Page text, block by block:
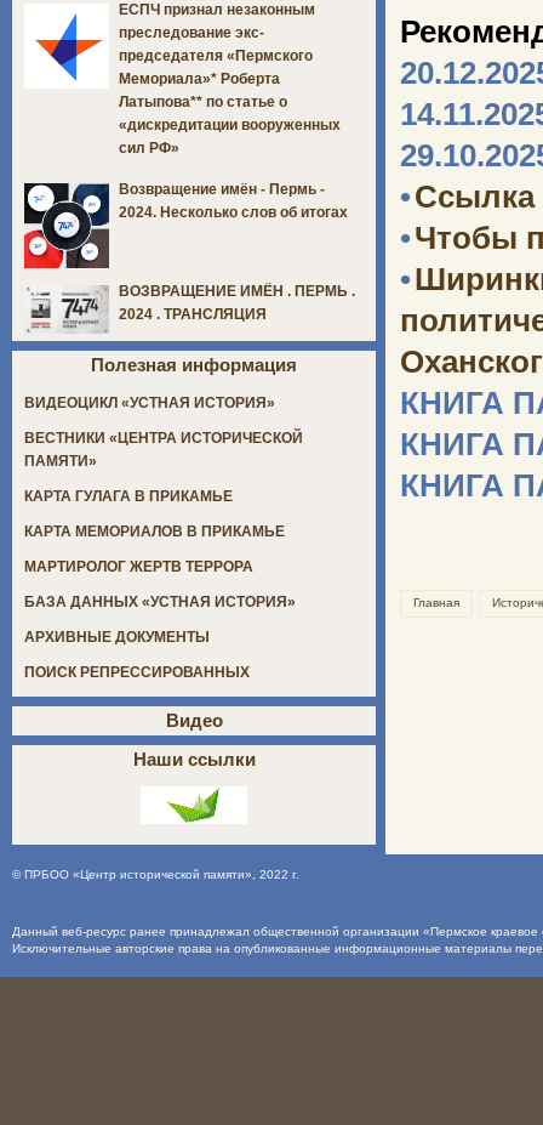
•Ссылка
•Чтобы
•
КНИГА
КНИГА
КНИГА
Главная
ЕСПЧ признал незаконным
преследование экс-
председателя «Пермского
Мемориала»* Роберта
Латыпова** по статье о
«дискредитации вооруженных
сил РФ»
Возвращение имён - Пермь -
2024. Несколько слов об итогах
ВОЗВРАЩЕНИЕ ИМЁН . ПЕРМЬ .
2024 . ТРАНСЛЯЦИЯ
Полезная информация
ВИДЕОЦИКЛ «УСТНАЯ ИСТОРИЯ»
ВЕСТНИКИ «ЦЕНТРА ИСТОРИЧЕСКОЙ
ПАМЯТИ»
КАРТА ГУЛАГА В ПРИКАМЬЕ
КАРТА МЕМОРИАЛОВ В ПРИКАМЬЕ
МАРТИРОЛОГ ЖЕРТВ ТЕРРОРА
БАЗА ДАННЫХ «УСТНАЯ ИСТОРИЯ»
АРХИВНЫЕ ДОКУМЕНТЫ
ПОИСК РЕПРЕССИРОВАННЫХ
Видео
Наши ссылки
©ПРБОО «Центр исторической памяти», 2022 г.
Данный веб-ресурс ранее принадлежал общественной организации «Пермское
Исключительные авторские права на опубликованные информационные материалы